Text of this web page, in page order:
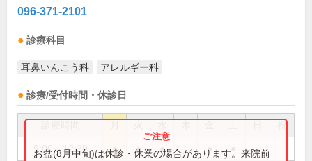
096-371-2101
診療科目
耳鼻いんこう科 アレルギー科
診療/受付時間・休診日
祝
9:00～12:30 ● ● ● ●
お盆(8月中旬)は休診・休業の場合があります。来院前